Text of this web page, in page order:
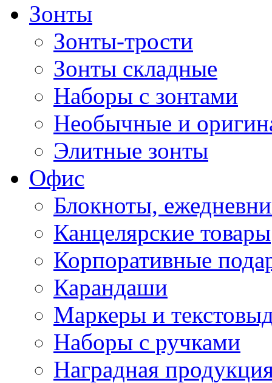
Зонты
Зонты-трости
Зонты складные
Наборы с зонтами
Необычные и
Элитные зонты
Офис
Блокноты,
Канцелярские товары
Корпоративные
Карандаши
Маркеры и
Наборы с ручками
Наградная